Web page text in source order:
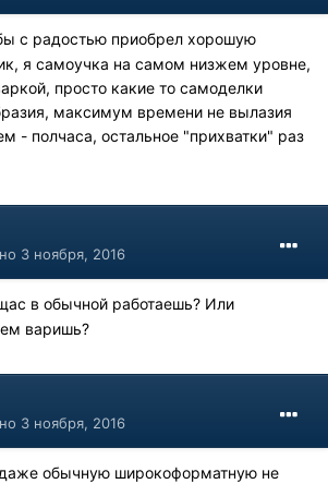
с радостью приобрел хорошую
я самоучка на самом низжем уровне,
просто какие то самоделки
максимум времени не вылазия
- полчаса, остальное "прихватки" раз
3 ноября, 2016
в обычной работаешь? Или
варишь?
3 ноября, 2016
обычную широкоформатную не